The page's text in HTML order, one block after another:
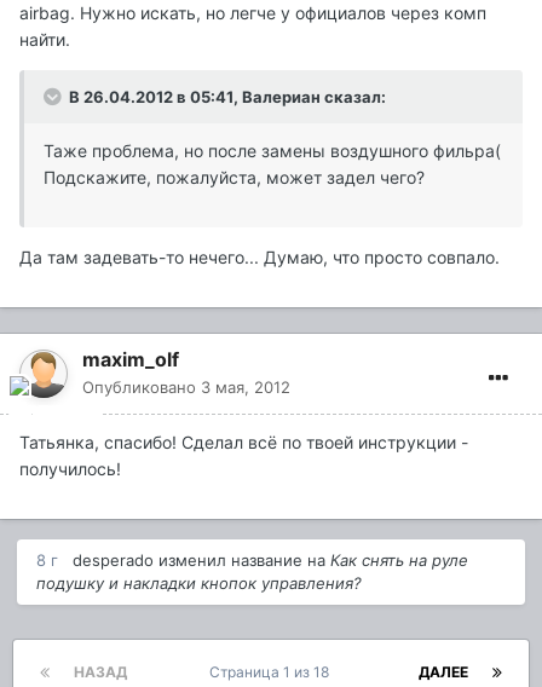
airbag. Нужно искать, но легче у официалов через комп
найти.
В 26.04.2012 в 05:41, Валериан сказал:
Таже проблема, но после замены воздушного фильра(
Подскажите, пожалуйста, может задел чего?
Да там задевать-то нечего... Думаю, что просто совпало.
maxim_olf
Опубликовано 3 мая, 2012
Татьянка, спасибо! Сделал всё по твоей инструкции -
получилось!
8 г desperado изменил название на Как снять на руле
подушку и накладки кнопок управления?
НАЗАД ДАЛЕЕ
Страница 1 из 18